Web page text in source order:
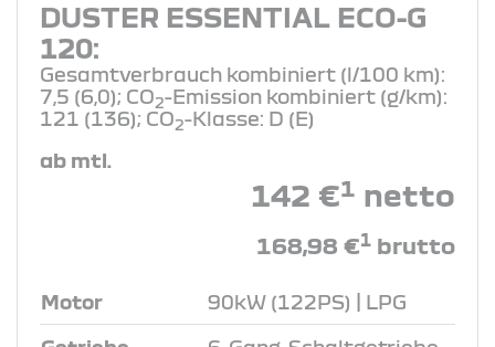
DUSTER ESSENTIAL ECO-G
120:
Gesamtverbrauch kombiniert (l/100 km):
7,5 (6,0); CO2-Emission kombiniert (g/km):
121 (136); CO2-Klasse: D (E)
ab mtl.
142 €1 netto
168,98 €1 brutto
Motor 90kW (122PS) | LPG